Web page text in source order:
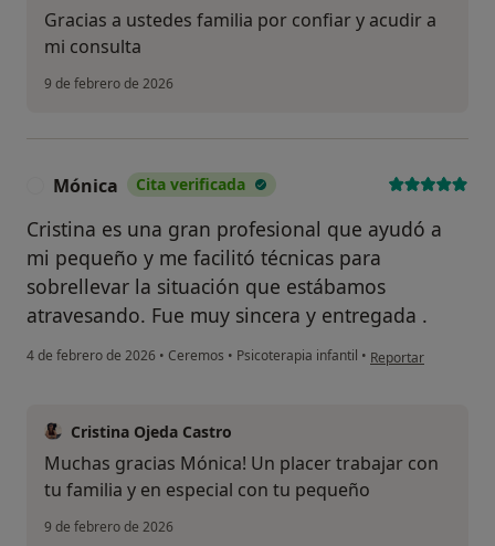
Gracias a ustedes familia por confiar y acudir a
mi consulta
9 de febrero de 2026
Mónica Cita verificada
Cristina es una gran profesional que ayudó a
mi pequeño y me facilitó técnicas para
sobrellevar la situación que estábamos
atravesando. Fue muy sincera y entregada .
4 de febrero de 2026 • Ceremos • Psicoterapia infantil • en opinión del
Reportar
Cristina Ojeda Castro
Muchas gracias Mónica! Un placer trabajar con
tu familia y en especial con tu pequeño
9 de febrero de 2026